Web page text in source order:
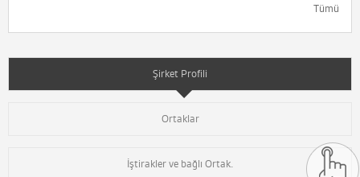
Tümü
Şirket Profili
Ortaklar
İştirakler ve bağlı Ortak.